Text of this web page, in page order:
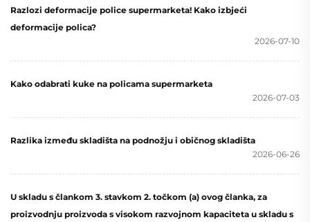
Razlozi deformacije police supermarketa! Kako izbjeći
deformacije polica?
2026-07-10
Kako odabrati kuke na policama supermarketa
2026-07-03
Razlika između skladišta na podnožju i običnog skladišta
2026-06-26
U skladu s člankom 3. stavkom 2. točkom (a) ovog članka, za
proizvodnju proizvoda s visokom razvojnom kapaciteta u skladu s